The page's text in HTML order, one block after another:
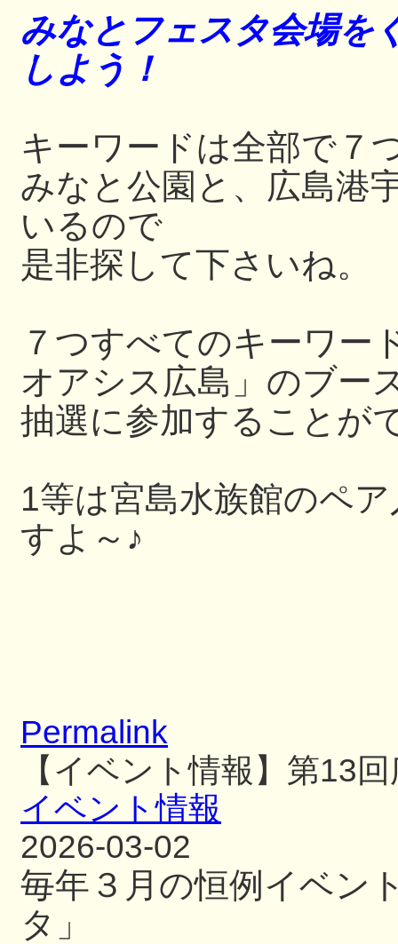
みなとフェスタ会場を
しよう！
キーワードは全部
みなと公園と、広島港
いるので
是非探して下さいね。
７つすべてのキーワー
オアシス広島」のブー
抽選に参加することが
1等は宮島水族館のペ
すよ～♪
Permalink
【イベント情報】第13
イベント情報
2026-03-02
毎年３月の恒例イベン
タ」